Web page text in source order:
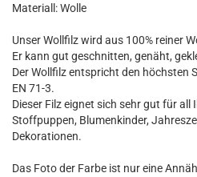
Materiall: Wolle
Unser Wollfilz wird aus 100% reiner
Er kann gut geschnitten, genäht,
Der Wollfilz entspricht den höchsten
EN 71-3.
Dieser Filz eignet sich sehr gut für all
Stoffpuppen, Blumenkinder,
Dekorationen.
Das Foto der Farbe ist nur eine